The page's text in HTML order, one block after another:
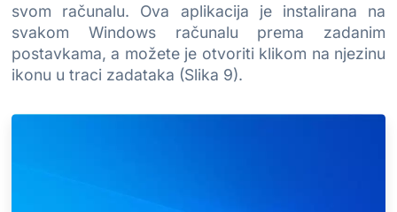
svom računalu. Ova aplikacija je instalirana na
svakom Windows računalu prema zadanim
postavkama, a možete je otvoriti klikom na njezinu
ikonu u traci zadataka (Slika 9).